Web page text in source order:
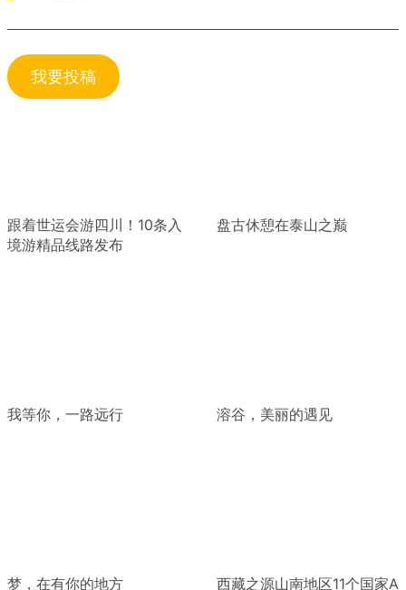
我要投稿
跟着世运会游四川！10条入
境游精品线路发布
盘古休憩在泰山之巅
我等你，一路远行 溶谷，美丽的遇见
梦，在有你的地方 西藏之源山南地区11个国家A